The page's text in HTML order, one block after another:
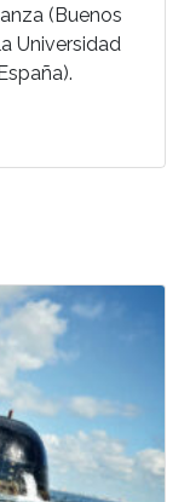
(Buenos
Universidad